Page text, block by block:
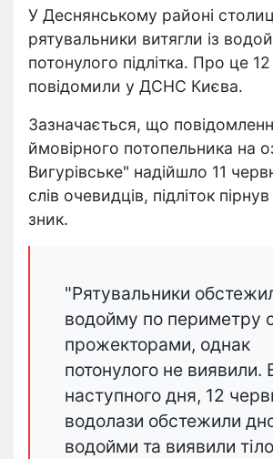
У Деснянському районі
рятувальники витягли із
потонулого підлітка. Про це
повідомили у ДСНС Києва.
Зазначається, що
ймовірного потопельника на
Вигурівське" надійшло 11
слів очевидців, підліток
зник.
"Рятувальники
водойму по периметру
прожекторами, однак
потонулого не виявили.
наступного дня, 12
водолази обстежили
водойми та виявили